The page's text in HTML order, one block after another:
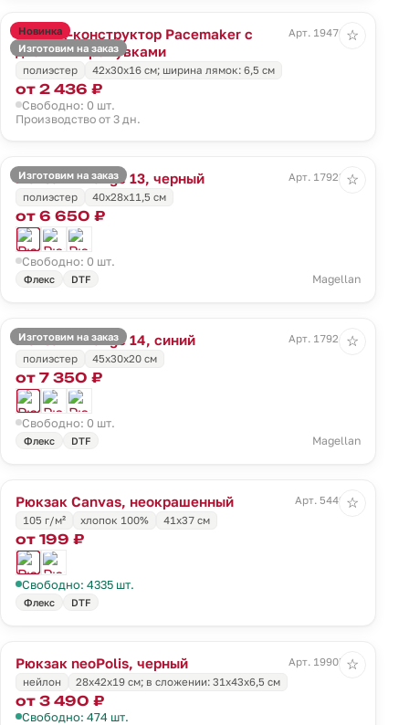
Новинка
Изготовим на заказ
Рюкзак-конструктор Pacemaker с
двойными ремувками
Арт. 19470.00
полиэстер 42х30х16 см; ширина лямок: 6,5 см
от 2 436 ₽
Свободно: 0 шт.
Производство от 3 дн.
☆
Изготовим на заказ
Рюкзак T Range 13, черный
Арт. 17923.30
полиэстер
40x28x11,5 см
от 6 650 ₽
Свободно: 0 шт.
Флекс DTF Magellan
☆
Изготовим на заказ
Рюкзак T Range 14, синий
Арт. 17924.40
полиэстер
45x30x20 см
от 7 350 ₽
Свободно: 0 шт.
Флекс DTF Magellan
☆
Рюкзак Canvas, неокрашенный
Арт. 5449.66
105 г/м²
хлопок 100% 41х37 см
от 199 ₽
Свободно: 4335 шт.
Флекс DTF
☆
Рюкзак neoPolis, черный
Арт. 19905.30
нейлон
28х42х19 см; в сложении: 31х43х6,5 см
от 3 490 ₽
Свободно: 474 шт.
☆